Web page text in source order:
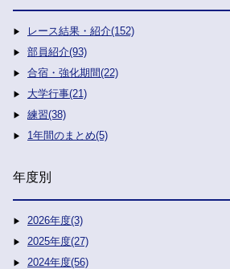
レース結果・紹介(152)
部員紹介(93)
合宿・強化期間(22)
大学行事(21)
練習(38)
1年間のまとめ(5)
年度別
2026年度(3)
2025年度(27)
2024年度(56)